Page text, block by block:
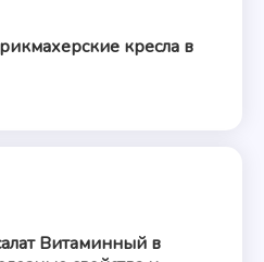
кресла в
Витаминный в